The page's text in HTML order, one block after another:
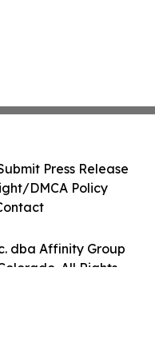
dba Affinity Group
All Rights
Press Release
DMCA Policy